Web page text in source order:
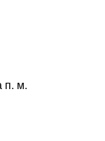
п. м.